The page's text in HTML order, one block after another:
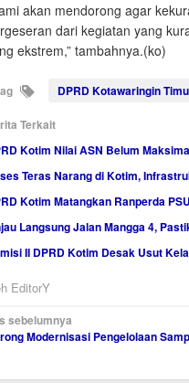
akan mendorong agar
dari kegiatan yang
ekstrem,” tambahnya.(ko)
DPRD Kotawaringin
Terkait
Kotim Nilai ASN Belum
Teras Narang di Kotim,
Kotim Matangkan Ranperda PSU
Langsung Jalan Mangga 4,
II DPRD Kotim Desak Usut
EditorY
sebelumnya
Modernisasi Pengelolaan